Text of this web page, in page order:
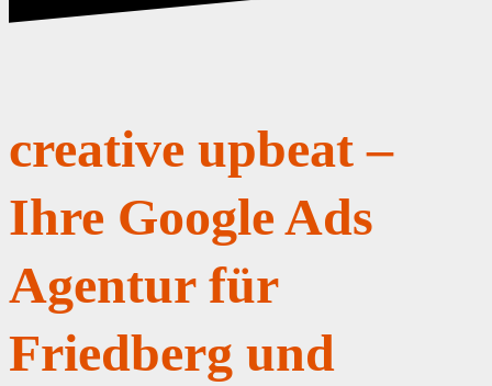
creative upbeat –
Ihre Google Ads
Agentur für
Friedberg und